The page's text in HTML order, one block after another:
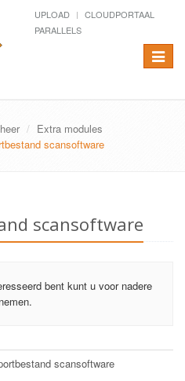
UPLOAD
CLOUDPORTAAL
PARALLELS
Toggle
Extra modules
scansoftware
scansoftware
bent kunt u voor nadere
scansoftware